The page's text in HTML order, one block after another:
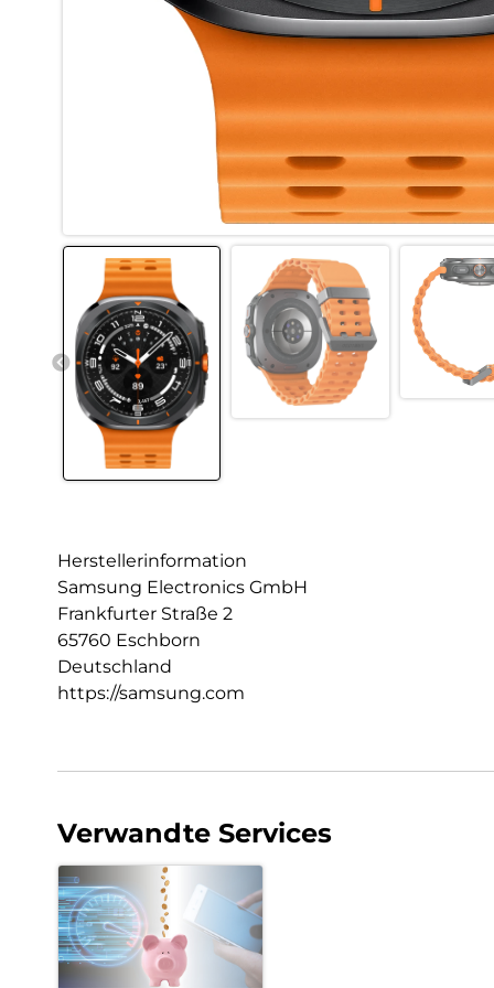
Herstellerinformation
Samsung Electronics GmbH
Frankfurter Straße 2
65760 Eschborn
Deutschland
https://samsung.com
Verwandte Services